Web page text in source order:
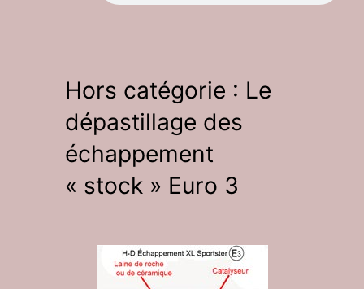
Hors catégorie : Le
dépastillage des
échappement
« stock » Euro 3